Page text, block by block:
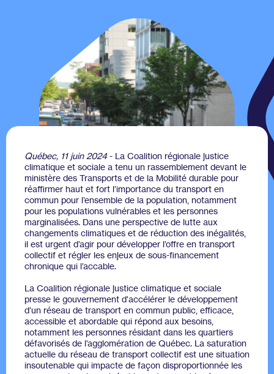
Québec, 11 juin 2024- La Coalition régionale justice
climatique et sociale a tenu un rassemblement devant le
ministère des Transports et de la Mobilité durable pour
réaffirmer haut et fort l’importance du transport en
commun pour l’ensemble de la population, notamment
pour les populations vulnérables et les personnes
marginalisées. Dans une perspective de lutte aux
changements climatiques et de réduction des inégalités,
il est urgent d’agir pour développer l’offre en transport
collectif et régler les enjeux de sous-financement
chronique qui l’accable.
La Coalition régionale justice climatique et sociale
presse le gouvernement d'accélérer le développement
d’un réseau de transport en commun public, efficace,
accessible et abordable qui répond aux besoins,
notamment les personnes résidant dans les quartiers
défavorisés de l’agglomération de Québec. La saturation
actuelle du réseau de transport collectif est une situation
insoutenable qui impacte de façon disproportionnée les